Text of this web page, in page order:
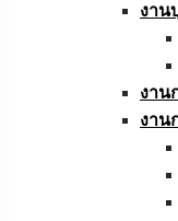
งาน
งาน
งาน